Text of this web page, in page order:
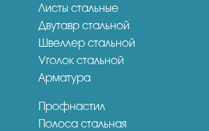
Листы стальные
Двутавр стальной
Швеллер стальной
Уголок стальной
Арматура
Профнастил
Полоса стальная